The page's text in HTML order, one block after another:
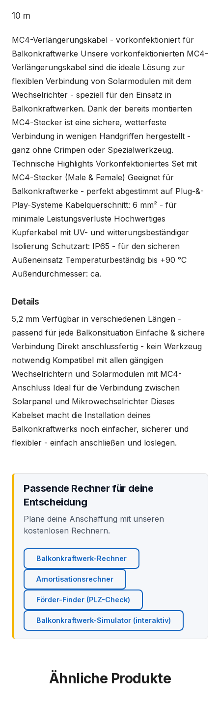
Beschreibung
10 m
MC4-Verlängerungskabel - vorkonfektioniert für
Balkonkraftwerke Unsere vorkonfektionierten MC4-
Verlängerungskabel sind die ideale Lösung zur
flexiblen Verbindung von Solarmodulen mit dem
Wechselrichter - speziell für den Einsatz in
Balkonkraftwerken. Dank der bereits montierten
MC4-Stecker ist eine sichere, wetterfeste
Verbindung in wenigen Handgriffen hergestellt -
ganz ohne Crimpen oder Spezialwerkzeug.
Technische Highlights Vorkonfektioniertes Set mit
MC4-Stecker (Male & Female) Geeignet für
Balkonkraftwerke - perfekt abgestimmt auf Plug-&-
Play-Systeme Kabelquerschnitt: 6 mm² - für
minimale Leistungsverluste Hochwertiges
Kupferkabel mit UV- und witterungsbeständiger
Isolierung Schutzart: IP65 - für den sicheren
Außeneinsatz Temperaturbeständig bis +90 °C
Außendurchmesser: ca.
Details
5,2 mm Verfügbar in verschiedenen Längen -
passend für jede Balkonsituation Einfache & sichere
Verbindung Direkt anschlussfertig - kein Werkzeug
notwendig Kompatibel mit allen gängigen
Wechselrichtern und Solarmodulen mit MC4-
Anschluss Ideal für die Verbindung zwischen
Solarpanel und Mikrowechselrichter Dieses
Kabelset macht die Installation deines
Balkonkraftwerks noch einfacher, sicherer und
flexibler - einfach anschließen und loslegen.
Passende Rechner für deine
Entscheidung
Plane deine Anschaffung mit unseren
kostenlosen Rechnern.
Balkonkraftwerk-Rechner
Amortisationsrechner
Förder-Finder (PLZ-Check)
Balkonkraftwerk-Simulator (interaktiv)
Ähnliche Produkte